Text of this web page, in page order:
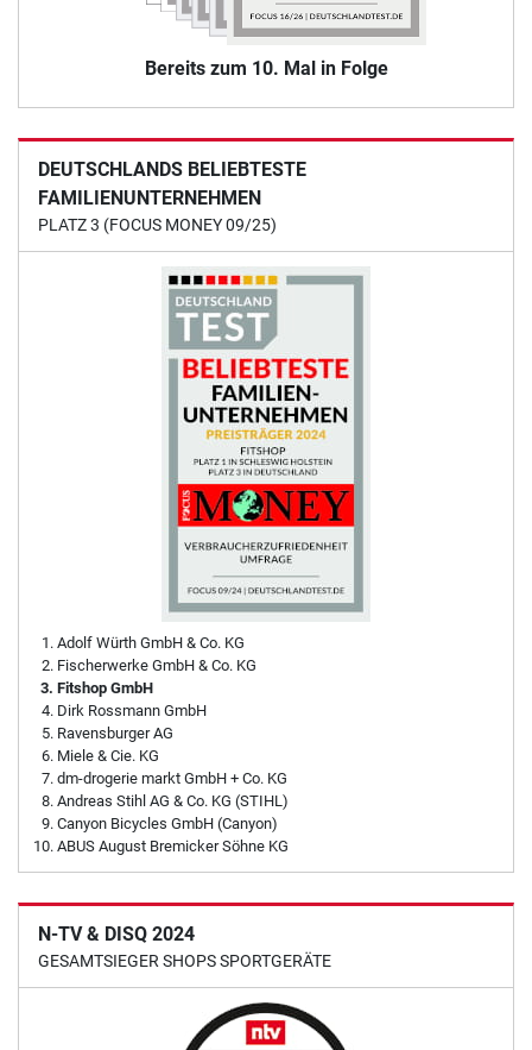
Bereits zum 10. Mal in Folge
DEUTSCHLANDS BELIEBTESTE
FAMILIENUNTERNEHMEN
PLATZ 3 (FOCUS MONEY 09/25)
Adolf Würth GmbH & Co. KG
Fischerwerke GmbH & Co. KG
Fitshop GmbH
Dirk Rossmann GmbH
Ravensburger AG
Miele & Cie. KG
dm-drogerie markt GmbH + Co. KG
Andreas Stihl AG & Co. KG (STIHL)
Canyon Bicycles GmbH (Canyon)
ABUS August Bremicker Söhne KG
N-TV & DISQ 2024
GESAMTSIEGER SHOPS SPORTGERÄTE